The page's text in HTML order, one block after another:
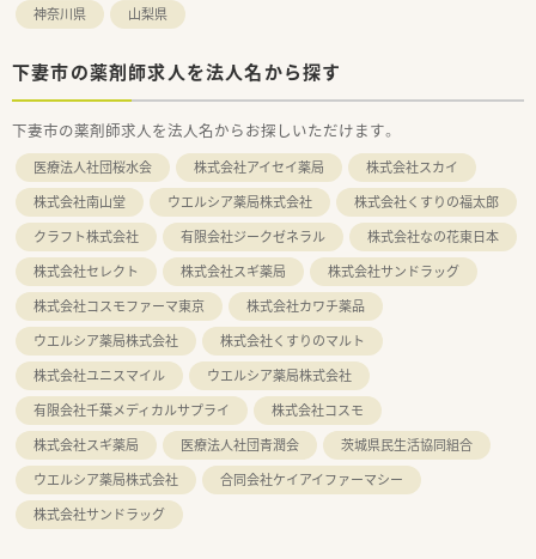
神奈川県
山梨県
下妻市の薬剤師求人を法人名から探す
下妻市の薬剤師求人を法人名からお探しいただけます。
医療法人社団桜水会 株式会社アイセイ薬局
株式会社スカイ
株式会社南山堂
ウエルシア薬局株式会社
株式会社くすりの福太郎
クラフト株式会社
有限会社ジークゼネラル
株式会社なの花東日本
株式会社セレクト
株式会社スギ薬局
株式会社サンドラッグ
株式会社コスモファーマ東京
株式会社カワチ薬品
ウエルシア薬局株式会社
株式会社くすりのマルト
株式会社ユニスマイル
ウエルシア薬局株式会社
有限会社千葉メディカルサプライ
株式会社コスモ
株式会社スギ薬局
医療法人社団青潤会
茨城県民生活協同組合
ウエルシア薬局株式会社
合同会社ケイアイファーマシー
株式会社サンドラッグ